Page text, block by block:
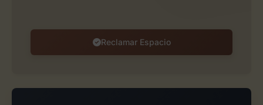
Reclamar Espacio